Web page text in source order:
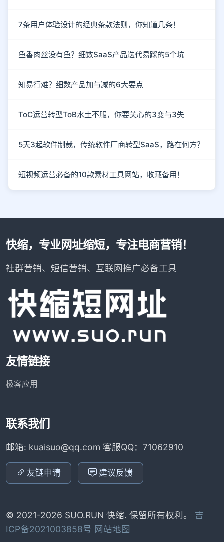
7条用户体验设计的经典条款法则，你知道几条！
鱼香肉丝没有鱼？细数SaaS产品迭代易踩的5个坑
知易行难？细数产品加与减的6大要点
ToC运营转型ToB水土不服，你要关心的3变与3失
5天3起软件制裁，传统软件厂商转型SaaS，路在何方？
短视频运营必备的10款素材工具网站，收藏备用！
快缩，专业网址缩短，专注电商营销！
社群营销、短信营销、互联网推广必备工具
友情链接
极客应用
联系我们
邮箱: kuaisuo@qq.com 客服QQ：71062910
友链申请 建议反馈
© 2021-2026 SUO.RUN 快缩. 保留所有权利。 吉
ICP备2021003858号 网站地图